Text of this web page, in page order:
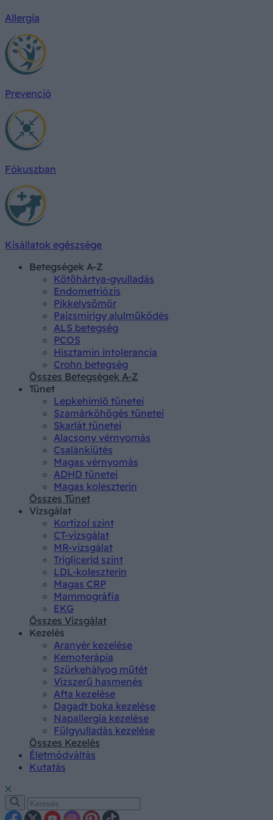
Allergia
Prevenció
Fókuszban
Kisállatok egészsége
Betegségek A-Z
Kötőhártya-gyulladás
Endometriózis
Pikkelysömör
Pajzsmirigy alulműködés
ALS betegség
PCOS
Hisztamin intolerancia
Crohn betegség
Összes Betegségek A-Z
Tünet
Lepkehimlő tünetei
Szamárköhögés tünetei
Skarlát tünetei
Alacsony vérnyomás
Csalánkiütés
Magas vérnyomás
ADHD tünetei
Magas koleszterin
Összes Tünet
Vizsgálat
Kortizol szint
CT-vizsgálat
MR-vizsgálat
Triglicerid szint
LDL-koleszterin
Magas CRP
Mammográfia
EKG
Összes Vizsgálat
Kezelés
Aranyér kezelése
Kemoterápia
Szürkehályog műtét
Vízszerű hasmenés
Afta kezelése
Dagadt boka kezelése
Napallergia kezelése
Fülgyulladás kezelése
Összes Kezelés
Életmódváltás
Kutatás